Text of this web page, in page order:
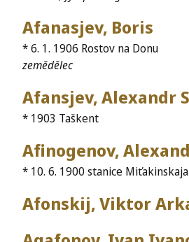
Afanasjev, Boris
* 6. 1. 1906 Rostov na Donu
zemědělec
Afansjev, Alexandr
* 1903 Taškent
Afinogenov,
* 10. 6. 1900 stanice
Afonskij, Viktor